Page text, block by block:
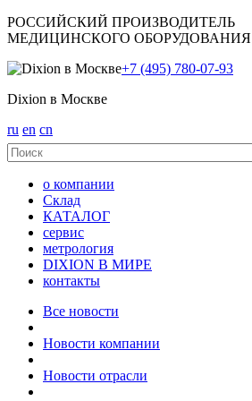
РОССИЙСКИЙ ПРОИЗВОДИТЕЛЬ
МЕДИЦИНСКОГО ОБОРУДОВАНИЯ
+7 (495) 780-07-93
Dixion в Москве
ru en cn
о компании
Склад
КАТАЛОГ
сервис
метрология
DIXION В МИРЕ
контакты
Все новости
Новости компании
Новости отрасли